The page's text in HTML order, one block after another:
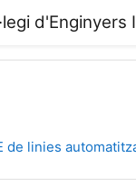
de linies